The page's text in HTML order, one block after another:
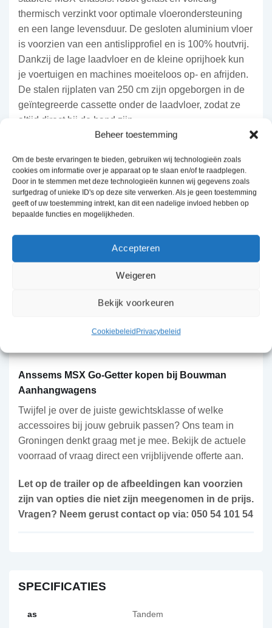
Beheer toestemming
Om de beste ervaringen te bieden, gebruiken wij technologieën zoals
cookies om informatie over je apparaat op te slaan en/of te raadplegen.
Door in te stemmen met deze technologieën kunnen wij gegevens zoals
surfgedrag of unieke ID's op deze site verwerken. Als je geen toestemming
geeft of uw toestemming intrekt, kan dit een nadelige invloed hebben op
bepaalde functies en mogelijkheden.
Accepteren
Weigeren
Bekijk voorkeuren
CookiebeleidPrivacybeleid
thermisch verzinkt voor optimale vloerondersteuning
en een lange levensduur. De gesloten aluminium vloer
is voorzien van een antislipprofiel en is 100% houtvrij.
Dankzij de lage laadvloer en de kleine oprijhoek kun
je voertuigen en machines moeiteloos op- en afrijden.
De stalen rijplaten van 250 cm zijn opgeborgen in de
geïntegreerde cassette onder de laadvloer, zodat ze
altijd direct bij de hand zijn.
De MSX Go-Getter is standaard voorzien van een in
lengte verstelbare lier, die ook kantelbaar is wanneer
deze niet boven de laadvloer mag uitsteken en zowel
links als rechts gepositioneerd kan worden. Talloze
mogelijkheden om voertuigen of lading vast te zetten.
stabiliteit tijdens het laden en lossen, en het
gewichtsklassen en afmetingen; vraag naar de
Anssems MSX Go-Getter kopen bij Bouwman
Aanhangwagens
Twijfel je over de juiste gewichtsklasse of welke
accessoires bij jouw gebruik passen? Ons team in
Groningen denkt graag met je mee. Bekijk de actuele
voorraad of vraag direct een vrijblijvende offerte aan.
Let op de trailer op de afbeeldingen kan voorzien
zijn van opties die niet zijn meegenomen in de prijs.
Vragen? Neem gerust contact op via: 050 54 101 54
SPECIFICATIES
as Tandem